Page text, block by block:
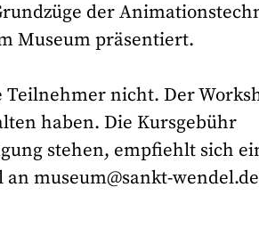
der
Museum präsentiert.
nicht. Der
haben. Die Kursgebühr
stehen, empfiehlt sich
museum@sankt-wendel.de